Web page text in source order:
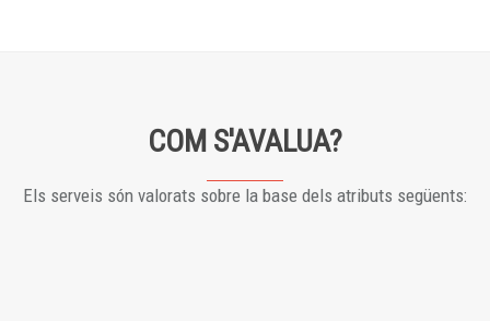
COM S'AVALUA?
Els serveis són valorats sobre la base dels atributs següents: